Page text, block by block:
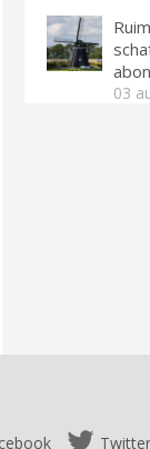
03
Twitter